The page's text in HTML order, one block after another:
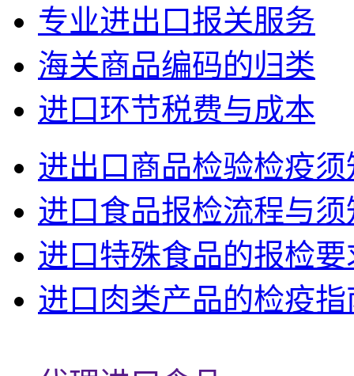
专业进出口报关服务
海关商品编码的归类
进口环节税费与成本
进出口商品检验检疫须
进口食品报检流程与须
进口特殊食品的报检要
进口肉类产品的检疫指